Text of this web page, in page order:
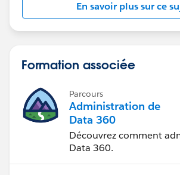
En savoir plus sur ce
Formation associée
Parcours
Administration de
Data 360
Découvrez comment
Data 360.